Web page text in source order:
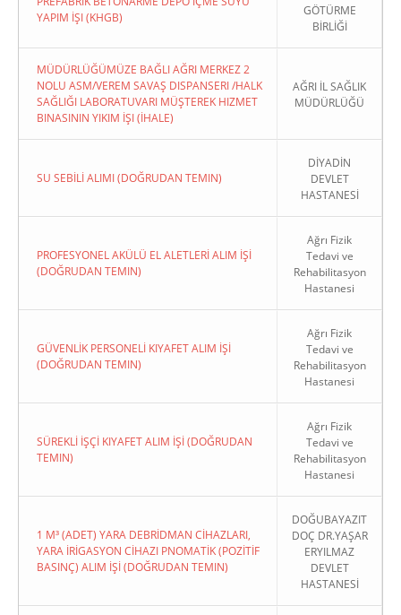
YAPIM İŞI (KHGB)
GÖTÜRME
BİRLİĞİ
MÜDÜRLÜĞÜMÜZE BAĞLI AĞRI MERKEZ 2
NOLU ASM/VEREM SAVAŞ DISPANSERI /HALK
SAĞLIĞI LABORATUVARI MÜŞTEREK HIZMET
BINASININ YIKIM İŞI (İHALE)
AĞRI İL SAĞLIK
MÜDÜRLÜĞÜ
SU SEBİLİ ALIMI (DOĞRUDAN TEMIN)
DİYADİN
DEVLET
HASTANESİ
PROFESYONEL AKÜLÜ EL ALETLERİ ALIM İŞİ
(DOĞRUDAN TEMIN)
Ağrı Fizik
Tedavi ve
Rehabilitasyon
Hastanesi
GÜVENLİK PERSONELİ KIYAFET ALIM İŞİ
(DOĞRUDAN TEMIN)
Ağrı Fizik
Tedavi ve
Rehabilitasyon
Hastanesi
SÜREKLİ İŞÇİ KIYAFET ALIM İŞİ (DOĞRUDAN
TEMIN)
Ağrı Fizik
Tedavi ve
Rehabilitasyon
Hastanesi
1 M³ (ADET) YARA DEBRİDMAN CİHAZLARI,
YARA İRİGASYON CİHAZI PNOMATİK (POZİTİF
BASINÇ) ALIM İŞİ (DOĞRUDAN TEMIN)
DOĞUBAYAZIT
DOÇ DR.YAŞAR
ERYILMAZ
DEVLET
HASTANESİ